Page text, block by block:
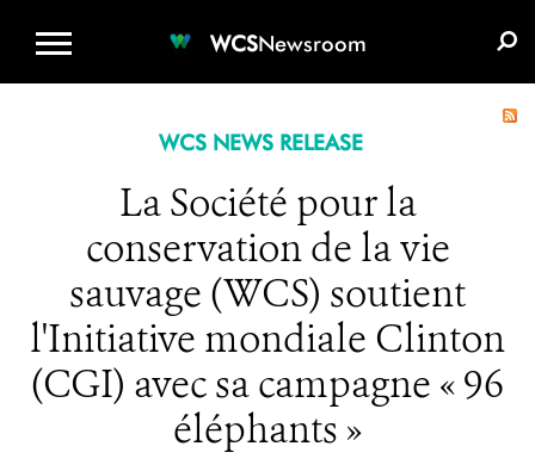
WCSNewsroom
WCS NEWS RELEASE
La Société pour la
conservation de la vie
sauvage (WCS) soutient
l'Initiative mondiale Clinton
(CGI) avec sa campagne « 96
éléphants »